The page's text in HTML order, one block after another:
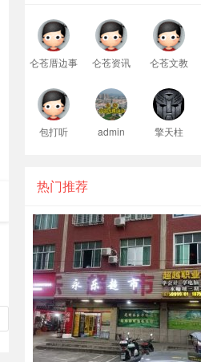
仑苍厝边事 仑苍资讯 仑苍文教
包打听 admin 擎天柱
热门推荐